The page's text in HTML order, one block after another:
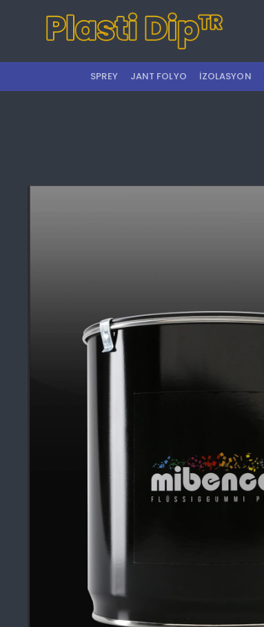
SPREY JANT FOLYO İZOLASYON